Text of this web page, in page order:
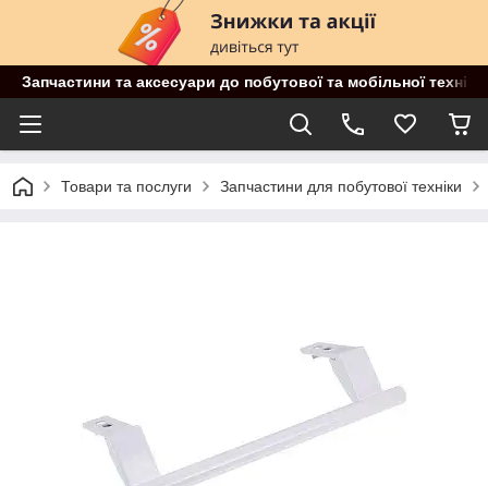
Запчастини та аксесуари до побутової та мобільної
Товари та послуги Запчастини для побутової техніки